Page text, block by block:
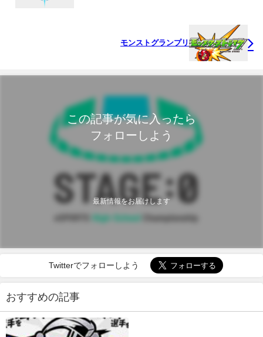
モンストグランプリ
この記事が気に入ったら
フォローしよう
最新情報をお届けします
Twitterでフォローしよう
おすすめの記事